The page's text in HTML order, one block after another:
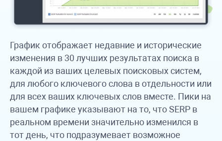
График отображает недавние и исторические
изменения в 30 лучших результатах поиска в
каждой из ваших целевых поисковых систем,
для любого ключевого слова в отдельности или
для всех ваших ключевых слов вместе. Пики на
вашем графике указывают на то, что SERP в
реальном времени значительно изменился в
тот день, что подразумевает возможное